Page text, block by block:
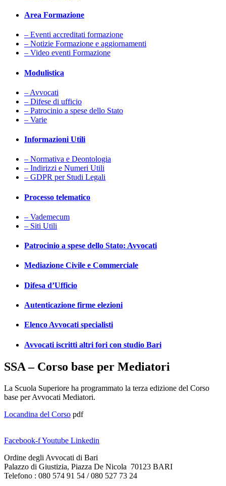
Area Formazione
– Eventi accreditati formazione
– Notizie Formazione e aggiornamenti
– Video eventi Formazione
Modulistica
– Avvocati
– Difese di ufficio
– Patrocinio a spese dello Stato
– Varie
Informazioni Utili
– Normativa e Deontologia
– Indirizzi e Numeri Utili
– GDPR per Studi Legali
Processo telematico
– Vademecum
– Siti Utili
Patrocinio a spese dello Stato: Avvocati
Mediazione Civile e Commerciale
Difesa d’Ufficio
Autenticazione firme elezioni
Elenco Avvocati specialisti
Avvocati iscritti altri fori con studio Bari
SSA – Corso base per Mediatori
La Scuola Superiore ha programmato la terza edizione del Corso
base per Avvocati Mediatori.
Locandina del Corso pdf
Facebook-fYoutube Linkedin
Ordine degli Avvocati di Bari
Palazzo di Giustizia, Piazza De Nicola 70123 BARI
Telefono : 080 574 91 54 / 080 527 73 24